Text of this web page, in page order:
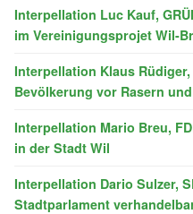
Interpellation Luc Kauf,
im Vereinigungsprojet Wil-
Interpellation Klaus
Bevölkerung vor Rasern
Interpellation Mario Breu,
in der Stadt Wil
Interpellation Dario Sulzer,
Stadtparlament